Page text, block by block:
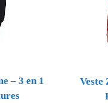
– 3 en 1
Veste